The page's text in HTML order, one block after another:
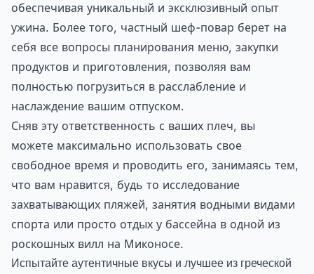
обеспечивая уникальный и эксклюзивный опыт
ужина. Более того, частный шеф-повар берет на
себя все вопросы планирования меню, закупки
продуктов и приготовления, позволяя вам
полностью погрузиться в расслабление и
наслаждение вашим отпуском.
Сняв эту ответственность с ваших плеч, вы
можете максимально использовать свое
свободное время и проводить его, занимаясь тем,
что вам нравится, будь то исследование
захватывающих пляжей, занятия водными видами
спорта или просто отдых у бассейна в одной из
роскошных вилл на Миконосе.
Испытайте аутентичные вкусы и лучшее из греческой